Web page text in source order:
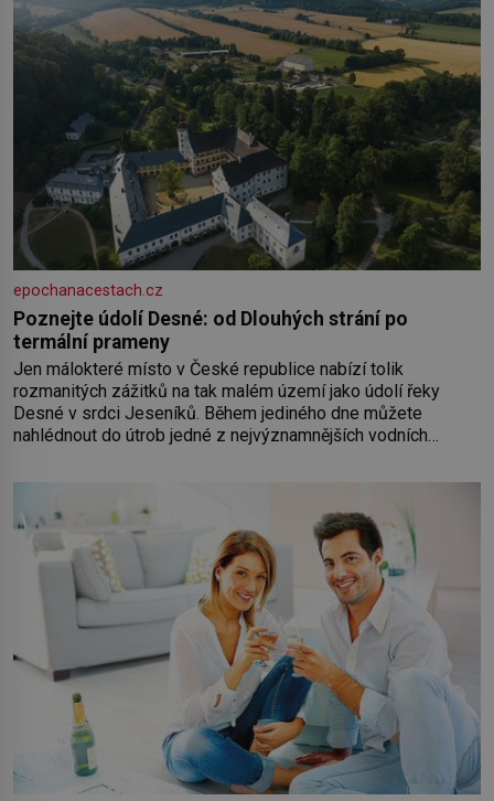
epochanacestach.cz
Poznejte údolí Desné: od Dlouhých strání po
termální prameny
Jen málokteré místo v České republice nabízí tolik
rozmanitých zážitků na tak malém území jako údolí řeky
Desné v srdci Jeseníků. Během jediného dne můžete
nahlédnout do útrob jedné z nejvýznamnějších vodních
koloběžce a den zakončit poznáváním památek ve Velkých